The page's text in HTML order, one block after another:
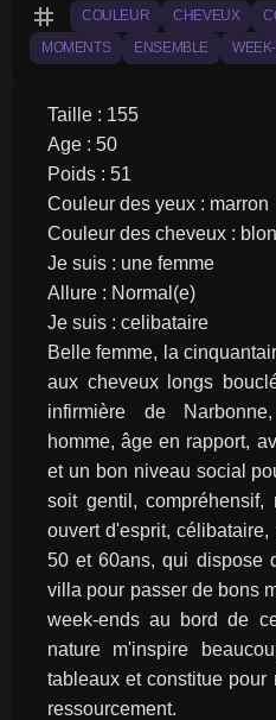
tag COULEUR CHEVEUX
MOMENTS ENSEMBLE
Taille : 155
Age : 50
Poids : 51
Couleur des yeux : marron
Couleur des cheveux :
Je suis : une femme
Allure : Normal(e)
Je suis : celibataire
Belle femme, la
aux cheveux longs
infirmière de
homme, âge en rapport,
et un bon niveau social
soit gentil, compréhensif,
ouvert d'esprit,
50 et 60ans, qui dispose
villa pour passer de bons
week-ends au bord de
nature m'inspire
tableaux et constitue
ressourcement.